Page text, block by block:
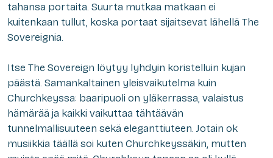
tahansa portaita. Suurta mutkaa matkaan ei
kuitenkaan tullut, koska portaat sijaitsevat lähellä The
Sovereignia.
Itse The Sovereign löytyy lyhdyin koristelluin kujan
päästä. Samankaltainen yleisvaikutelma kuin
Churchkeyssa: baaripuoli on yläkerrassa, valaistus
hämärää ja kaikki vaikuttaa tähtäävän
tunnelmallisuuteen sekä eleganttiuteen. Jotain ok
musiikkia täällä soi kuten Churchkeyssäkin, mutten